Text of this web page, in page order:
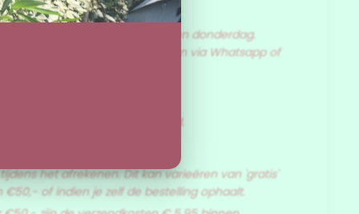
op dinsdag, woensdag en donderdag.
altijd contact met mij opnemen via Whatsapp of
over ons retourbeleid.
het afrekenen. Dit kan varieëren van 'gratis'
€50,- of indien je zelf de bestelling ophaalt.